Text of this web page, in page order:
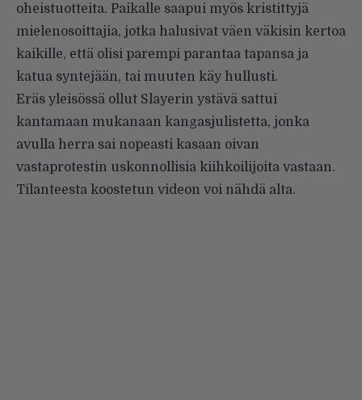
oheistuotteita. Paikalle saapui myös kristittyjä
mielenosoittajia, jotka halusivat väen väkisin kertoa
kaikille, että olisi parempi parantaa tapansa ja
katua syntejään, tai muuten käy hullusti.
Eräs yleisössä ollut Slayerin ystävä sattui
kantamaan mukanaan kangasjulistetta, jonka
avulla herra sai nopeasti kasaan oivan
vastaprotestin uskonnollisia kiihkoilijoita vastaan.
Tilanteesta koostetun videon voi nähdä alta.